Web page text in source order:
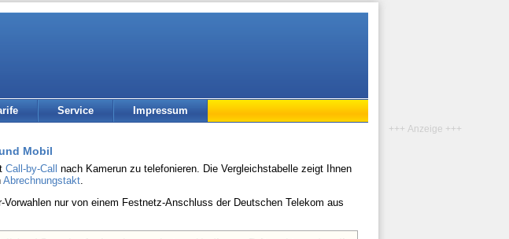
Service Impressum
Mobil
Call-by-Call
nach Kamerun zu telefonieren. Die Vergleichstabelle zeigt Ihnen
Abrechnungstakt
nur von einem Festnetz-Anschluss der Deutschen Telekom aus
+++ Anzeige +++